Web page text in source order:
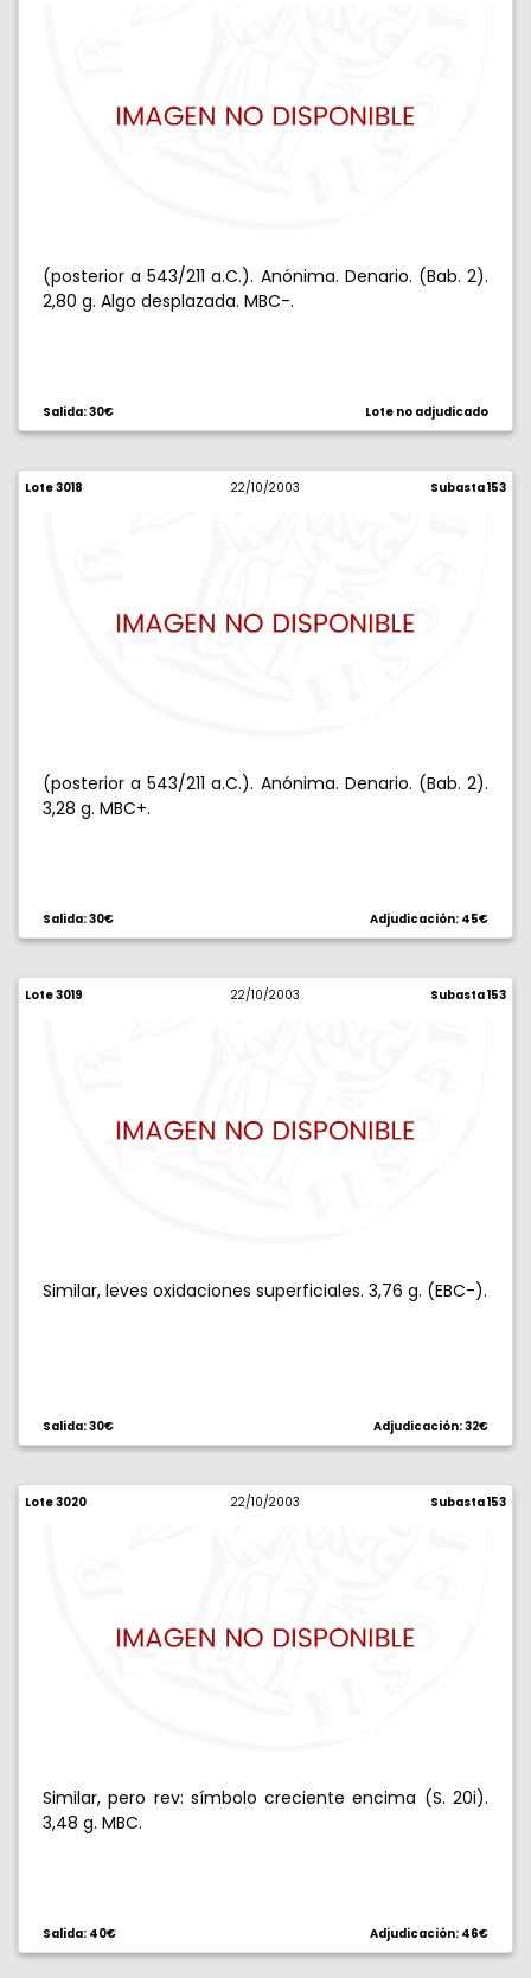
(posterior a 543/211 a.C.). Anónima. Denario. (Bab. 2).
2,80 g. Algo desplazada. MBC-.
Salida: 30€ Lote no adjudicado
Lote 3018 22/10/2003 Subasta 153
(posterior a 543/211 a.C.). Anónima. Denario. (Bab. 2).
3,28 g. MBC+.
Salida: 30€ Adjudicación: 45€
Lote 3019 22/10/2003 Subasta 153
Similar, leves oxidaciones superficiales. 3,76 g. (EBC-).
Salida: 30€ Adjudicación: 32€
Lote 3020 22/10/2003 Subasta 153
Similar, pero rev: símbolo creciente encima (S. 20i).
3,48 g. MBC.
Salida: 40€ Adjudicación: 46€